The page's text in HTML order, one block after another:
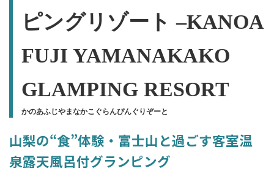
ピングリゾート –KANOA
FUJI YAMANAKAKO
GLAMPING RESORT
かのあふじやまなかこぐらんぴんぐりぞーと
山梨の“食”体験・富士山と過ごす客室温
泉露天風呂付グランピング